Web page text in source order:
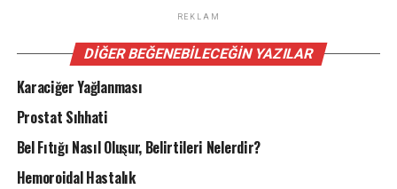
edildiğinde her iki böbrek hasar gelişmeden
Belirtileri nelerdir?
-İşerken yanma -Yüksek ateş – Kasıklarda ağrı -İdrar
Hangi tetkikler yapılmalı?
REKLAM
DIĞER BEĞENEBILECEĞIN YAZILAR
Karaciğer Yağlanması
Prostat Sıhhati
Bel Fıtığı Nasıl Oluşur, Belirtileri Nelerdir?
Hemoroidal Hastalık